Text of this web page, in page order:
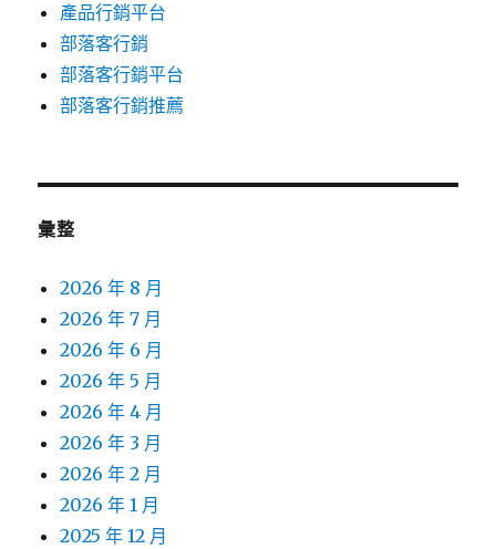
產品行銷平台
部落客行銷
部落客行銷平台
部落客行銷推薦
彙整
2026 年 8 月
2026 年 7 月
2026 年 6 月
2026 年 5 月
2026 年 4 月
2026 年 3 月
2026 年 2 月
2026 年 1 月
2025 年 12 月